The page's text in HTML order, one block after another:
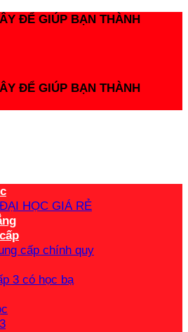
ĐỂ GIÚP BẠN THÀNH
ĐỂ GIÚP BẠN THÀNH
HỌC GIÁ RẺ
cấp chính quy
3 có học bạ